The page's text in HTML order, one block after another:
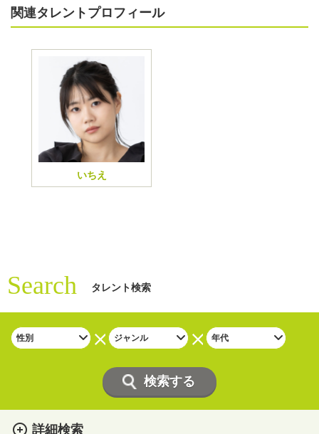
関連タレントプロフィール
いちえ
Search タレント検索
詳細検索